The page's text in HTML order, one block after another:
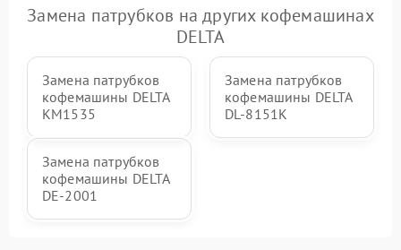
Замена патрубков на других кофемашинах
DELTA
Замена патрубков
кофемашины DELTA
KM1535
Замена патрубков
кофемашины DELTA
DL-8151K
Замена патрубков
кофемашины DELTA
DE-2001